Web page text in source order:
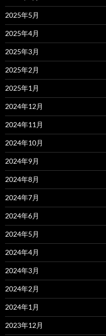
2025年5月
2025年4月
2025年3月
2025年2月
2025年1月
2024年12月
2024年11月
2024年10月
2024年9月
2024年8月
2024年7月
2024年6月
2024年5月
2024年4月
2024年3月
2024年2月
2024年1月
2023年12月